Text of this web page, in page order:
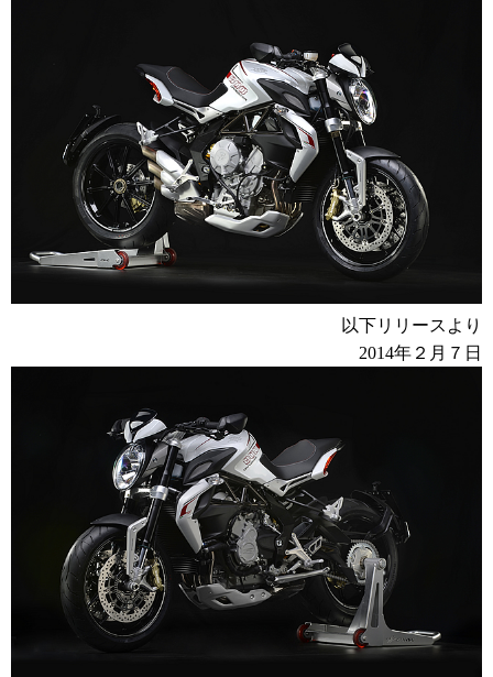
以下リリースより
2014年２月７日